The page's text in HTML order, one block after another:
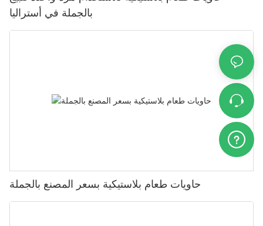
بالجملة في أستراليا
حاويات طعام بلاستيكية بسعر المصنع بالجملة